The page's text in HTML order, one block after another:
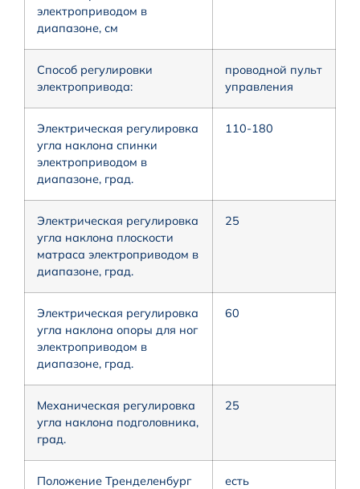
электроприводом в
диапазоне, см
Способ регулировки
электропривода:
проводной пульт
управления
Электрическая регулировка
угла наклона спинки
электроприводом в
диапазоне, град.
110-180
Электрическая регулировка
угла наклона плоскости
матраса электроприводом в
диапазоне, град.
25
Электрическая регулировка
угла наклона опоры для ног
электроприводом в
диапазоне, град.
60
Механическая регулировка
угла наклона подголовника,
град.
25
Положение Тренделенбург
есть